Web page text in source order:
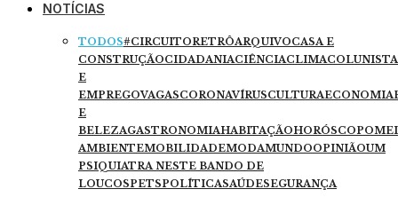
NOTÍCIAS
TODOS#CIRCUITORETRÔARQUIVOCASA E
CONSTRUÇÃOCIDADANIACIÊNCIACLIMA
E
EMPREGOVAGASCORONAVÍRUSCULTURAECONOMIA
E
BELEZAGASTRONOMIAHABITAÇÃOHORÓSCOPO
AMBIENTEMOBILIDADEMODAMUNDOOPINIÃOUM
PSIQUIATRA NESTE BANDO DE
LOUCOSPETSPOLÍTICASAÚDESEGURANÇA